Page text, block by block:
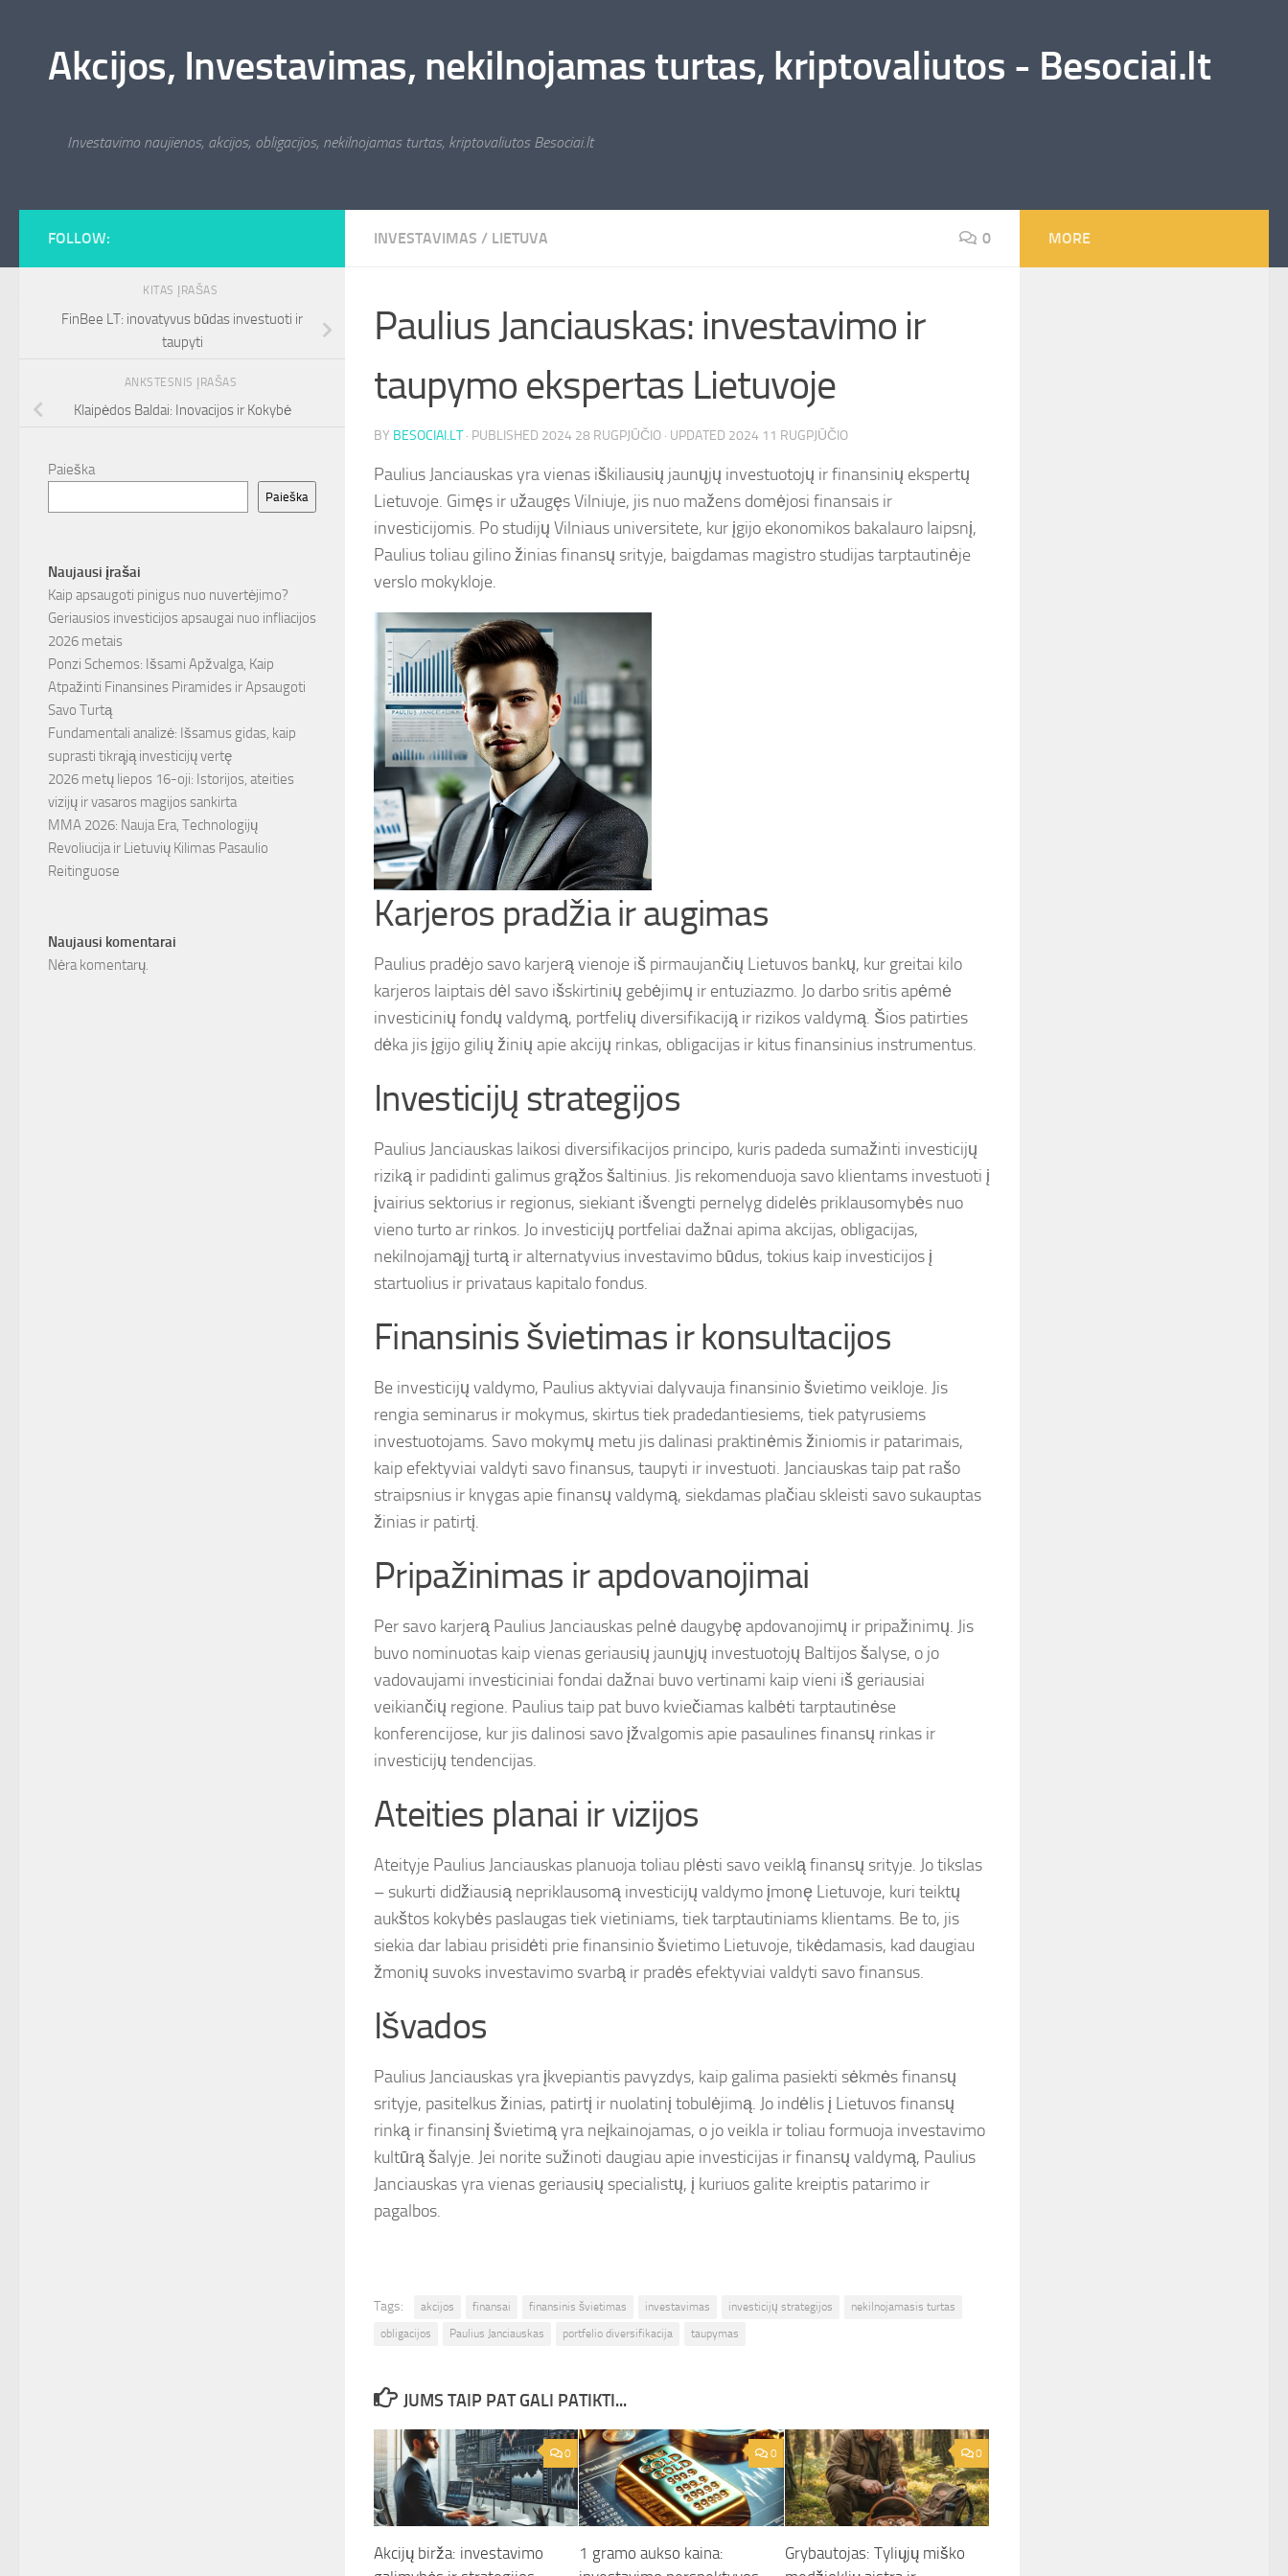
Akcijos, Investavimas, nekilnojamas turtas, kriptovaliutos - Besociai.lt
Investavimo naujienos, akcijos, obligacijos, nekilnojamas turtas, kriptovaliutos Besociai.lt
INVESTAVIMAS / LIETUVA 0
Paulius Janciauskas: investavimo ir
taupymo ekspertas Lietuvoje
BY BESOCIAI.LT · PUBLISHED 2024 28 RUGPJŪČIO · UPDATED 2024 11 RUGPJŪČIO
Paulius Janciauskas yra vienas iškiliausių jaunųjų investuotojų ir finansinių ekspertų
Lietuvoje. Gimęs ir užaugęs Vilniuje, jis nuo mažens domėjosi finansais ir
investicijomis. Po studijų Vilniaus universitete, kur įgijo ekonomikos bakalauro laipsnį,
Paulius toliau gilino žinias finansų srityje, baigdamas magistro studijas tarptautinėje
verslo mokykloje.
Karjeros pradžia ir augimas
Paulius pradėjo savo karjerą vienoje iš pirmaujančių Lietuvos bankų, kur greitai kilo
karjeros laiptais dėl savo išskirtinių gebėjimų ir entuziazmo. Jo darbo sritis apėmė
investicinių fondų valdymą, portfelių diversifikaciją ir rizikos valdymą. Šios patirties
dėka jis įgijo gilių žinių apie akcijų rinkas, obligacijas ir kitus finansinius instrumentus.
Investicijų strategijos
Paulius Janciauskas laikosi diversifikacijos principo, kuris padeda sumažinti investicijų
riziką ir padidinti galimus grąžos šaltinius. Jis rekomenduoja savo klientams investuoti į
įvairius sektorius ir regionus, siekiant išvengti pernelyg didelės priklausomybės nuo
vieno turto ar rinkos. Jo investicijų portfeliai dažnai apima akcijas, obligacijas,
nekilnojamąjį turtą ir alternatyvius investavimo būdus, tokius kaip investicijos į
startuolius ir privataus kapitalo fondus.
Finansinis švietimas ir konsultacijos
Be investicijų valdymo, Paulius aktyviai dalyvauja finansinio švietimo veikloje. Jis
rengia seminarus ir mokymus, skirtus tiek pradedantiesiems, tiek patyrusiems
investuotojams. Savo mokymų metu jis dalinasi praktinėmis žiniomis ir patarimais,
kaip efektyviai valdyti savo finansus, taupyti ir investuoti. Janciauskas taip pat rašo
straipsnius ir knygas apie finansų valdymą, siekdamas plačiau skleisti savo sukauptas
žinias ir patirtį.
Pripažinimas ir apdovanojimai
Per savo karjerą Paulius Janciauskas pelnė daugybę apdovanojimų ir pripažinimų. Jis
buvo nominuotas kaip vienas geriausių jaunųjų investuotojų Baltijos šalyse, o jo
vadovaujami investiciniai fondai dažnai buvo vertinami kaip vieni iš geriausiai
veikiančių regione. Paulius taip pat buvo kviečiamas kalbėti tarptautinėse
konferencijose, kur jis dalinosi savo įžvalgomis apie pasaulines finansų rinkas ir
investicijų tendencijas.
Ateities planai ir vizijos
Ateityje Paulius Janciauskas planuoja toliau plėsti savo veiklą finansų srityje. Jo tikslas
– sukurti didžiausią nepriklausomą investicijų valdymo įmonę Lietuvoje, kuri teiktų
aukštos kokybės paslaugas tiek vietiniams, tiek tarptautiniams klientams. Be to, jis
siekia dar labiau prisidėti prie finansinio švietimo Lietuvoje, tikėdamasis, kad daugiau
žmonių suvoks investavimo svarbą ir pradės efektyviai valdyti savo finansus.
Išvados
Paulius Janciauskas yra įkvepiantis pavyzdys, kaip galima pasiekti sėkmės finansų
srityje, pasitelkus žinias, patirtį ir nuolatinį tobulėjimą. Jo indėlis į Lietuvos finansų
rinką ir finansinį švietimą yra neįkainojamas, o jo veikla ir toliau formuoja investavimo
kultūrą šalyje. Jei norite sužinoti daugiau apie investicijas ir finansų valdymą, Paulius
Janciauskas yra vienas geriausių specialistų, į kuriuos galite kreiptis patarimo ir
pagalbos.
Tags: akcijos finansai finansinis švietimas investavimas investicijų strategijos
nekilnojamasis turtas
obligacijos
Paulius Janciauskas portfelio diversifikacija taupymas
JUMS TAIP PAT GALI PATIKTI...
0
Akcijų birža: investavimo
0
1 gramo aukso kaina:
0
Grybautojas: Tyliųjų miško
FOLLOW:
KITAS ĮRAŠAS
FinBee LT: inovatyvus būdas investuoti ir
taupyti
ANKSTESNIS ĮRAŠAS
Klaipėdos Baldai: Inovacijos ir Kokybė
Paieška
Paieška
Naujausi įrašai
Kaip apsaugoti pinigus nuo nuvertėjimo?
Geriausios investicijos apsaugai nuo infliacijos
2026 metais
Ponzi Schemos: Išsami Apžvalga, Kaip
Atpažinti Finansines Piramides ir Apsaugoti
Savo Turtą
Fundamentali analizė: Išsamus gidas, kaip
suprasti tikrąją investicijų vertę
2026 metų liepos 16-oji: Istorijos, ateities
vizijų ir vasaros magijos sankirta
MMA 2026: Nauja Era, Technologijų
Revoliucija ir Lietuvių Kilimas Pasaulio
Reitinguose
Naujausi komentarai
Nėra komentarų.
MORE